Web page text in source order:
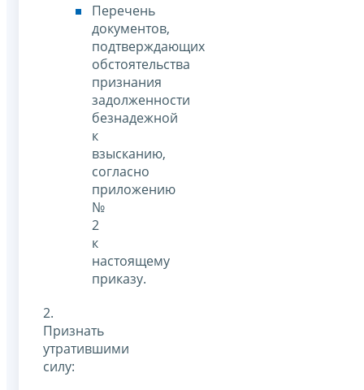
Перечень
документов,
подтверждающих
обстоятельства
признания
задолженности
безнадежной
к
взысканию,
согласно
приложению
№
2
к
настоящему
приказу.
2.
Признать
утратившими
силу: